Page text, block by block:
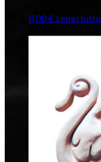
0,00€ Leggi tutto